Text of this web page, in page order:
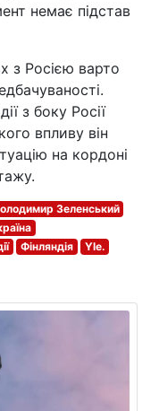
немає підстав
з Росією варто
з боку Росії
впливу він
на кордоні
Зеленський
Фінляндія Yle.